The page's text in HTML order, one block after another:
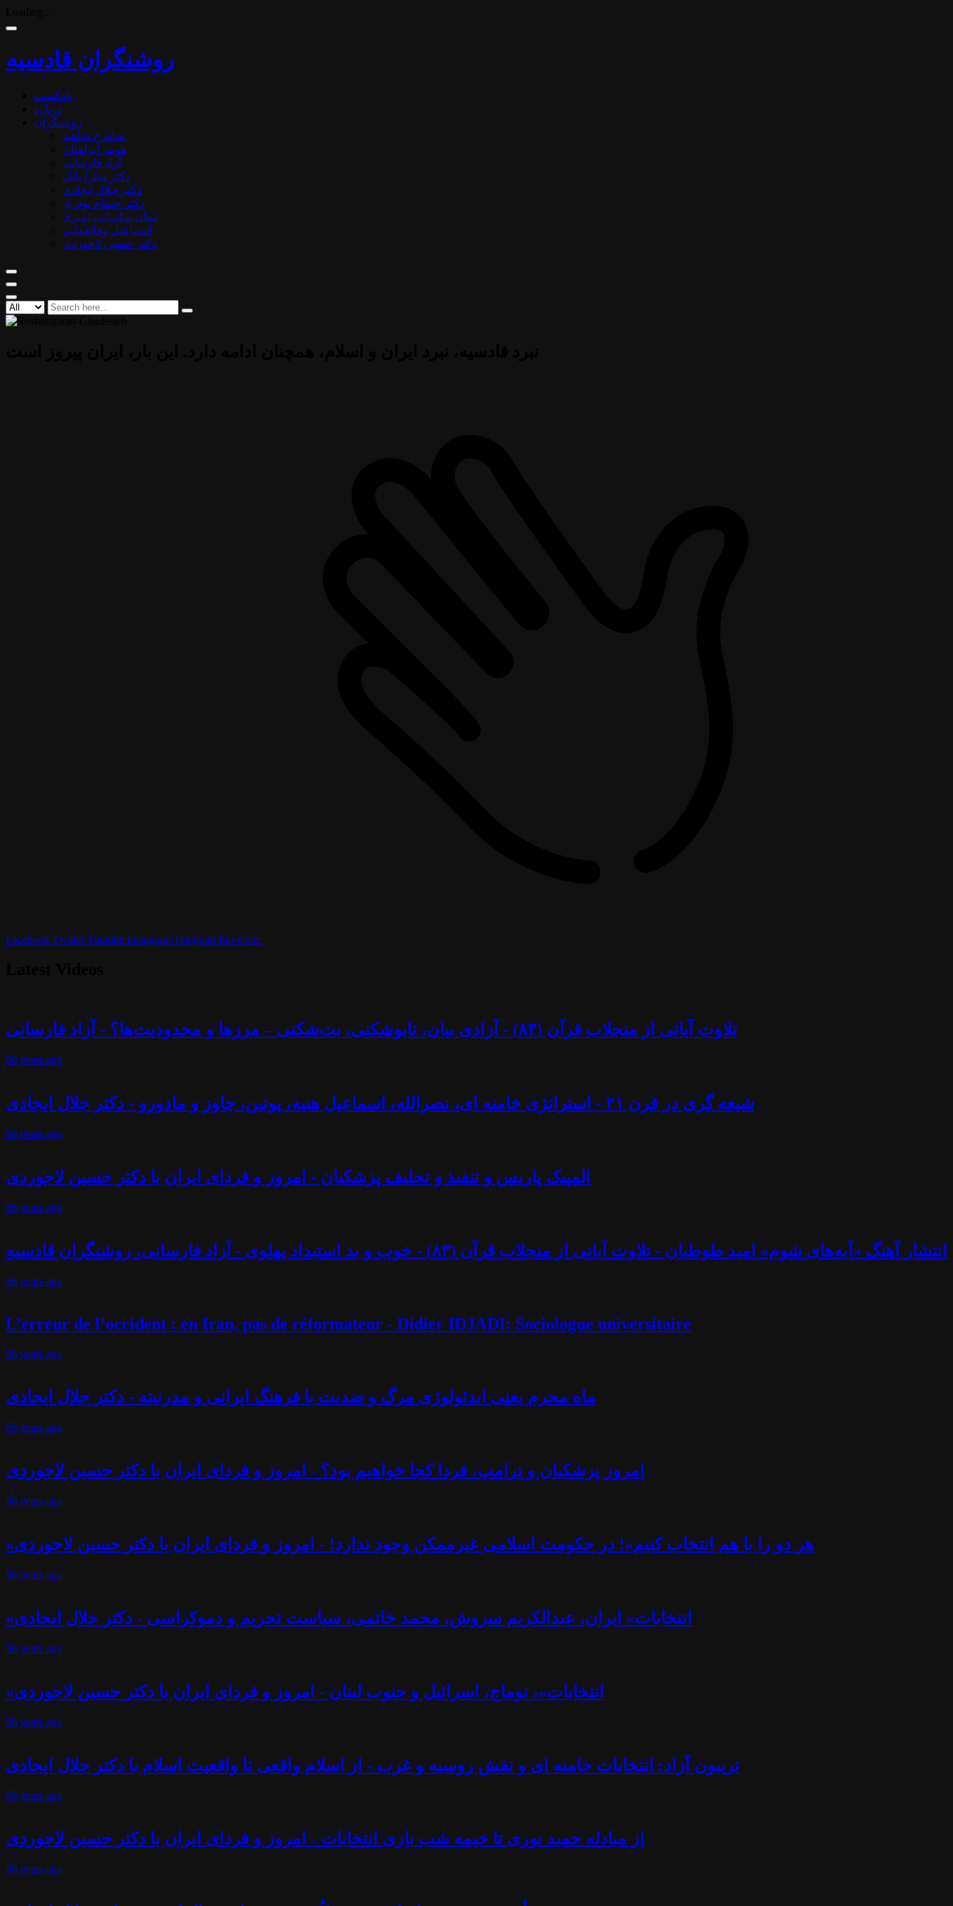
روشنگران قادسیه
پادکست
درباره
روشنگران
شاهرخ شاهید
هومر آبرامیان
آزاد فارسانی
دکتر میترا بابک
دکتر جلال ایجادی
دکتر حسام نوذری
ایمان سلیمانی امیری
اسماعیل وفایغمایی
دکتر حسین لاجوردی
Facebook TwitterYoutube Instagram Telegram Envelope
تلاوت آیاتی از منجلاب قرآن (۸۴) - آزادی بیان، تابوشکنی، بت‌شکنی – مرزها و محدودیت‌ها؟ - آزاد فارسانی
56 years ago
شیعه گری در قرن ۲۱ - استراتژی خامنه ای، نصرالله، اسماعیل هنیه، پوتین، چاوز و مادورو - دکتر جلال ایجادی
56 years ago
المپیک پاریس و تنفیذ و تحلیف پزشکیان - امروز و فردای ایران با دکتر حسین لاجوردی
56 years ago
انتشار آهنگ «آیه‌های شوم» امید طوطیان - تلاوت آیاتی از منجلاب قرآن (۸۳) - خوب و بد استبداد پهلوی - آزاد فارسانی، روشنگران قادسیه
56 years ago
L’erreur de l’occident : en Iran, pas de réformateur - Didier IDJADI: Sociologue universitaire
56 years ago
ماه محرم یعنی ایدئولوژی مرگ و ضدیت با فرهنگ ایرانی و مدرنیته - دکتر جلال ایجادی
56 years ago
امروز پزشکیان و ترامپ، فردا کجا خواهیم بود؟ - امروز و فردای ایران با دکتر حسین لاجوردی
56 years ago
«هر دو را با هم انتخاب کنیم»! در حکومت اسلامی غیرممکن وجود ندارد! - امروز و فردای ایران با دکتر حسین لاجوردی
56 years ago
«انتخابات» ایران، عبدالکریم سروش، محمد خاتمی، سیاست تحریم و دموکراسی - دکتر جلال ایجادی
56 years ago
«انتخابات»، توماج، اسرائیل و جنوب لبنان - امروز و فردای ایران با دکتر حسین لاجوردی
56 years ago
تریبون آزاد: انتخابات خامنه ای و نقش روسیه و غرب - از اسلام واقعی تا واقعیت اسلام با دکتر جلال ایجادی
56 years ago
از مبادله حمید نوری تا خیمه شب بازی انتخابات - امروز و فردای ایران با دکتر حسین لاجوردی
56 years ago